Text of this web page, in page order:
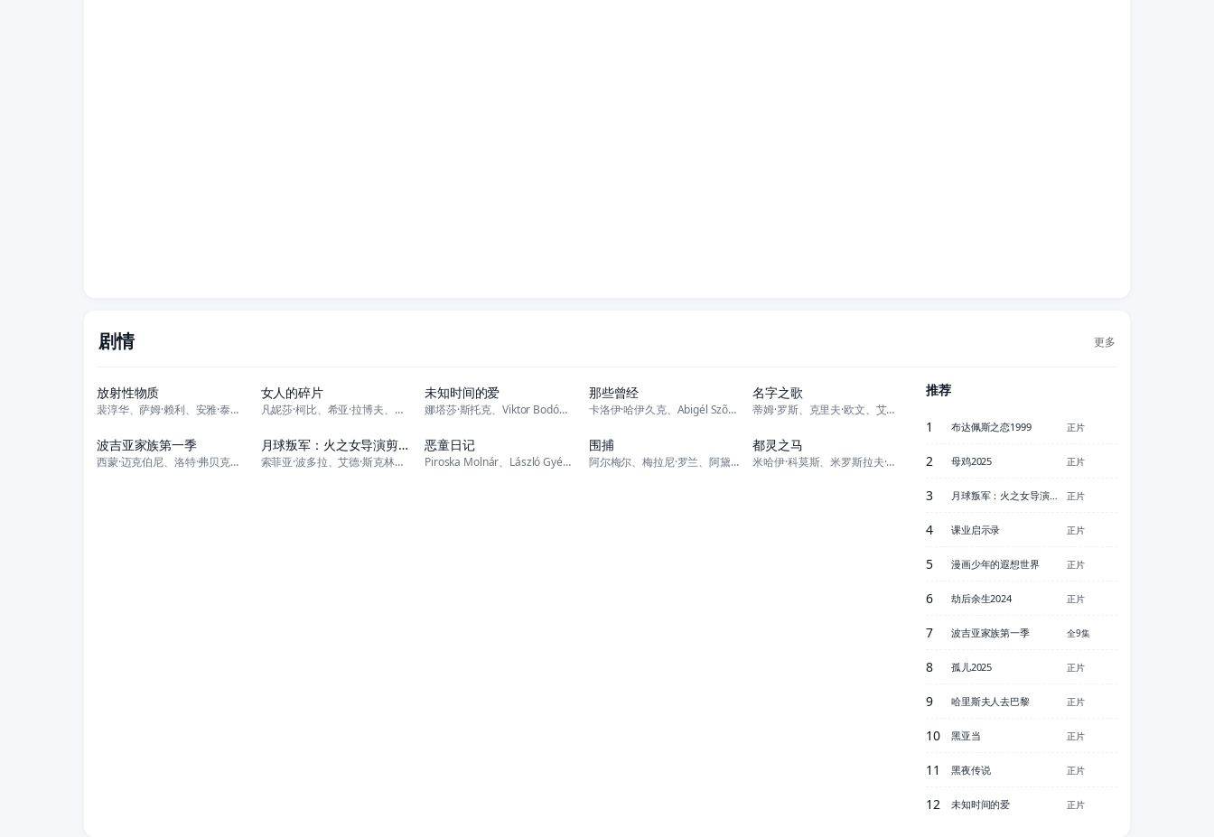
剧情
更多
放射性物质
裴淳华、萨姆·赖利、安雅·泰勒-乔伊、阿奈林·巴纳德、珊·布鲁克、凯瑟琳
女人的碎片
凡妮莎·柯比、希亚·拉博夫、艾伦·伯斯汀、埃莱扎·施莱辛格、本·萨弗迪、
未知时间的爱
娜塔莎·斯托克、Viktor Bodó、贝内特·维尔曼尼、若尔特·瑙吉、
那些曾经
卡洛伊·哈伊久克、Abigél Szõke、玛丽·纳吉、Andor Lu
名字之歌
蒂姆·罗斯、克里夫·欧文、艾迪·伊扎德、绍尔·鲁宾内克、凯瑟琳·麦克马克
全9集
波吉亚家族第一季
西蒙·迈克伯尼、洛特·弗贝克、戴维·鲍姆伯、西恩·哈里斯、科鲁姆·费奥瑞
正片
月球叛军：火之女导演剪辑版
索菲亚·波多拉、艾德·斯克林、克利欧佩特拉·科尔曼、加利·艾尔维斯、安东
正片
恶童日记
Piroska Molnár、László Gyémánt、András
正片
围捕
阿尔梅尔、梅拉尼·罗兰、阿黛尔·艾克萨勒霍布洛斯、斯万·阿劳德、西尔维·
正片
都灵之马
米哈伊·科莫斯、米罗斯拉夫·克罗博特、艾丽卡·博克、亚诺什·德尔日
推荐
1 布达佩斯之恋1999 正片
2 母鸡2025 正片
3 月球叛军：火之女导演剪辑版 正片
4 课业启示录 正片
5 漫画少年的遐想世界 正片
6 劫后余生2024 正片
7 波吉亚家族第一季 全9集
8 孤儿2025 正片
9 哈里斯夫人去巴黎 正片
10 黑亚当 正片
11 黑夜传说 正片
12 未知时间的爱 正片